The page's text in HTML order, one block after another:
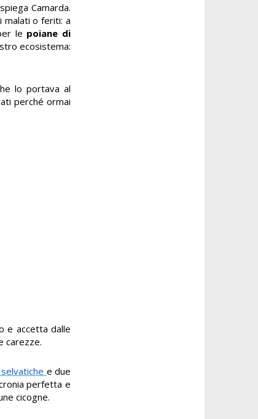
Camarda.
o feriti: a
le poiane di
ecosistema:
lo portava al
perché ormai
e accetta dalle
carezze.
e due
perfetta e
cicogne.